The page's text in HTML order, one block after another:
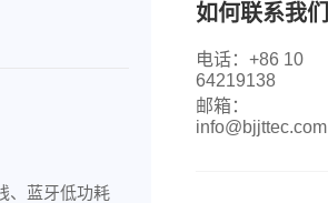
、蓝牙低功耗
如何联系我们
电话：+86 10
64219138
邮箱：
info@bjjttec.com